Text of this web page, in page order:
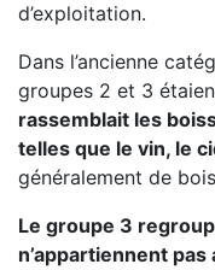
d’exploitation.
Dans l’ancienne
groupes 2 et 3
rassemblait les
telles que le vin, le
généralement de
Le groupe 3
n’appartiennent